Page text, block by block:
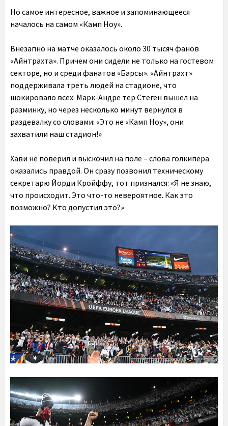
Но самое интересное, важное и запоминающееся
началось на самом «Камп Ноу».
Внезапно на матче оказалось около 30 тысяч фанов
«Айнтрахта». Причем они сидели не только на гостевом
секторе, но и среди фанатов «Барсы». «Айнтрахт»
поддерживала треть людей на стадионе, что
шокировало всех. Марк-Андре тер Стеген вышел на
разминку, но через несколько минут вернулся в
раздевалку со словами: «Это не «Камп Ноу», они
захватили наш стадион!»
Хави не поверил и выскочил на поле – слова голкипера
оказались правдой. Он сразу позвонил техническому
секретарю Йорди Кройффу, тот признался: «Я не знаю,
что происходит. Это что-то невероятное. Как это
возможно? Кто допустил это?»